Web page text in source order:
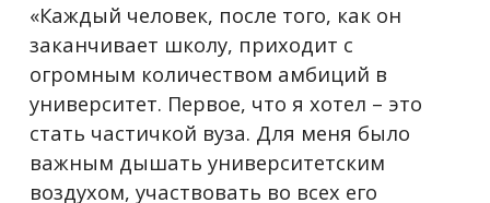
«Каждый человек, после того, как он
заканчивает школу, приходит с
огромным количеством амбиций в
университет. Первое, что я хотел – это
стать частичкой вуза. Для меня было
важным дышать университетским
воздухом, участвовать во всех его